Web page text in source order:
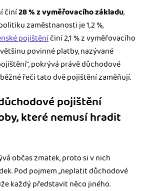
činí28 % z vyměřovacího základu,
zaměstnanosti je 1,2 %,
pojištěníčiní 2,1 % z vyměřovacího
povinné platby, nazývané
pokrývá právě důchodové
řeči tato dvě pojištění zaměňují.
pojištění
které nemusí hradit
občas zmatek, proto si v nich
Pod pojmem „neplatit důchodové
každý představit něco jiného.